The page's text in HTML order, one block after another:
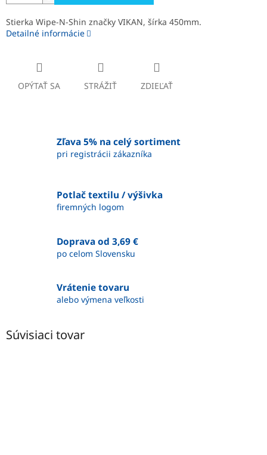
Stierka Wipe-N-Shin značky VIKAN, šírka 450mm.
Detailné informácie
OPÝTAŤ SA STRÁŽIŤ ZDIEĽAŤ
Zľava 5% na celý sortiment
pri registrácii zákazníka
Potlač textilu / výšivka
firemných logom
Doprava od 3,69 €
po celom Slovensku
Vrátenie tovaru
alebo výmena veľkosti
Súvisiaci tovar